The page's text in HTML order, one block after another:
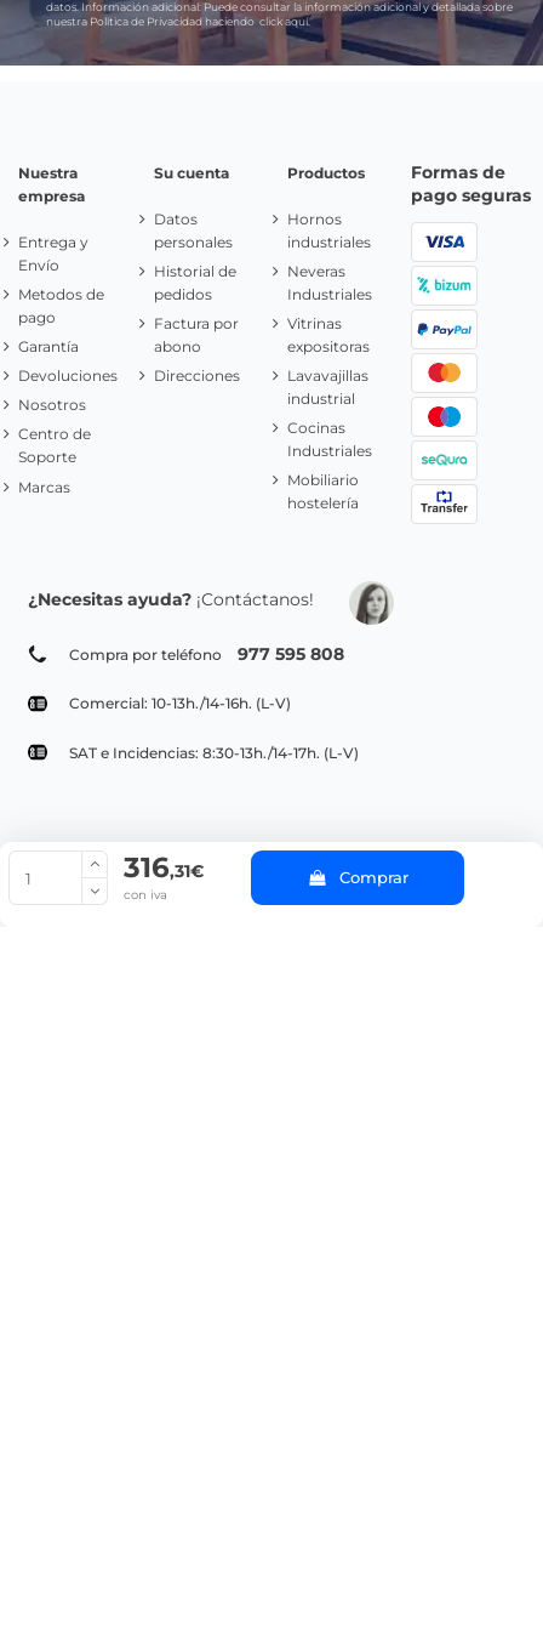
316,31€
con iva
Comprar
datos.Información adicional:Puede consultar la información adicional y detallada sobre
nuestra Política de Privacidad haciendoclick aquí.
Nuestra
empresa
Entrega y
Envío
Metodos de
pago
Garantía
Devoluciones
Nosotros
Centro de
Soporte
Marcas
Su cuenta
Datos
personales
Historial de
pedidos
Factura por
abono
Direcciones
Productos
Hornos
industriales
Neveras
Industriales
Vitrinas
expositoras
Lavavajillas
industrial
Cocinas
Industriales
Mobiliario
hostelería
Formas de
pago seguras
¿Necesitas ayuda? ¡Contáctanos!
Compra por teléfono 977 595 808
Comercial: 10-13h./14-16h. (L-V)
SAT e Incidencias: 8:30-13h./14-17h. (L-V)
© Copyright 2022 PepeBar.com |
Aviso legal y
Condiciones generales de compra |
Blog